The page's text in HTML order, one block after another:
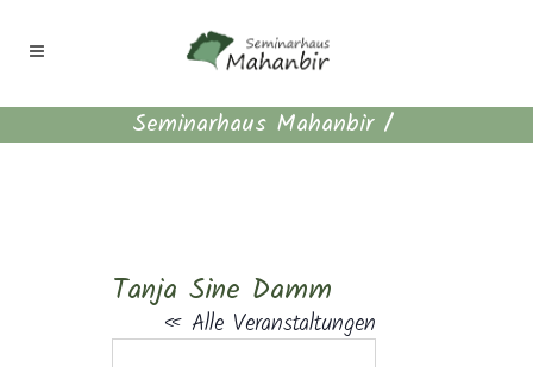
Seminarhaus Mahanbir/
Tanja Sine Damm
« Alle Veranstaltungen